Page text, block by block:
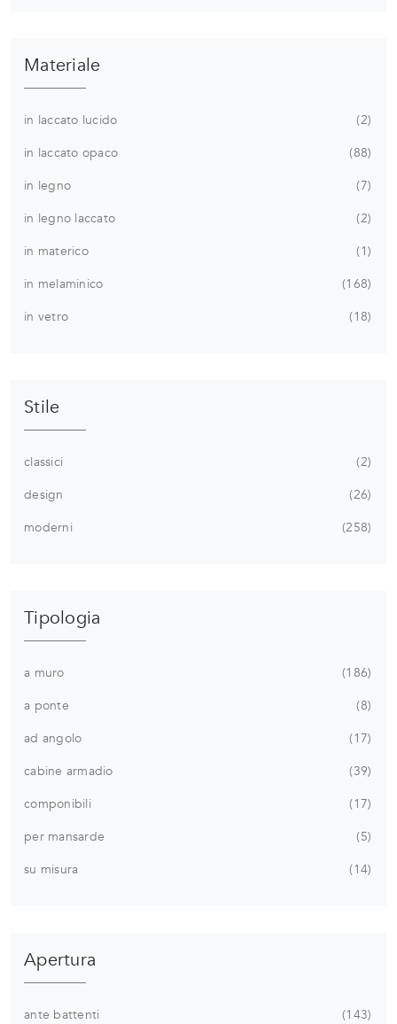
Materiale
in laccato lucido
2
in laccato opaco
88
in legno
7
in legno laccato
2
in materico
1
in melaminico
168
in vetro
18
Stile
classici
2
design
26
moderni
258
Tipologia
a muro
186
a ponte
8
ad angolo
17
cabine armadio
39
componibili
17
per mansarde
5
su misura
14
Apertura
ante battenti
143